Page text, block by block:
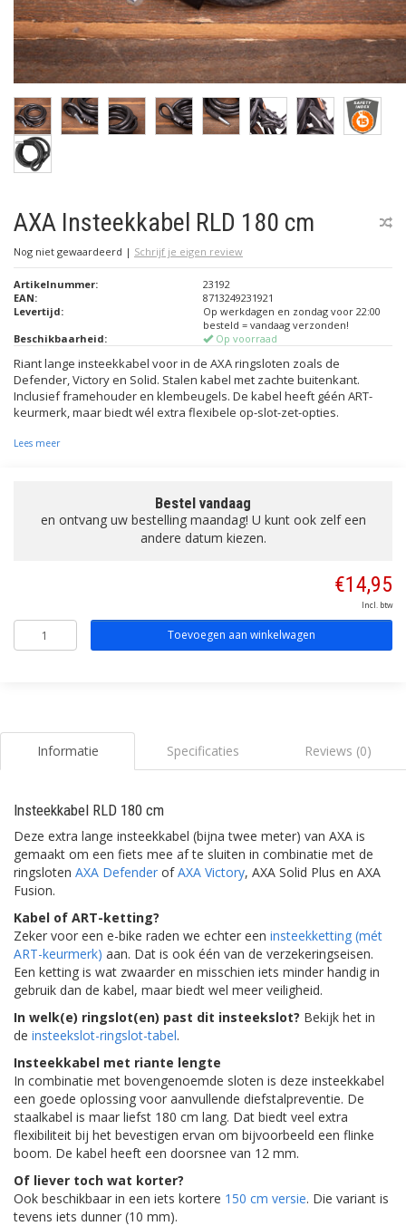
AXA Insteekkabel RLD 180 cm
Nog niet gewaardeerd | Schrijf je eigen review
Artikelnummer:
23192
EAN:
8713249231921
Levertijd:
Op werkdagen en zondag voor 22:00
besteld = vandaag verzonden!
Beschikbaarheid:
Op voorraad
Riant lange insteekkabel voor in de AXA ringsloten zoals de
Defender, Victory en Solid. Stalen kabel met zachte buitenkant.
Inclusief framehouder en klembeugels. De kabel heeft géén ART-
keurmerk, maar biedt wél extra flexibele op-slot-zet-opties.
Lees meer
Bestel vandaag
en ontvang uw bestelling maandag! U kunt ook zelf een
andere datum kiezen.
€14,95
Incl. btw
Toevoegen aan winkelwagen
Informatie Specificaties Reviews (0)
Insteekkabel RLD 180 cm
Deze extra lange insteekkabel (bijna twee meter) van AXA is
gemaakt om een fiets mee af te sluiten in combinatie met de
ringsloten AXA Defender ofAXA Victory, AXA Solid Plus en AXA
Fusion.
Kabel of ART-ketting?
Zeker voor een e-bike raden we echter een insteekketting (mét
ART-keurmerk) aan. Dat is ook één van de verzekeringseisen.
Een ketting is wat zwaarder en misschien iets minder handig in
gebruik dan de kabel, maar biedt wel meer veiligheid.
In welk(e) ringslot(en) past dit insteekslot? Bekijk het in
de insteekslot-ringslot-tabel.
Insteekkabel met riante lengte
In combinatie met bovengenoemde sloten is deze insteekkabel
een goede oplossing voor aanvullende diefstalpreventie. De
staalkabel is maar liefst 180 cm lang. Dat biedt veel extra
flexibiliteit bij het bevestigen ervan om bijvoorbeeld een flinke
boom. De kabel heeft een doorsnee van 12 mm.
Of liever toch wat korter?
Ook beschikbaar in een iets kortere 150 cm versie. Die variant is
tevens iets dunner (10 mm).